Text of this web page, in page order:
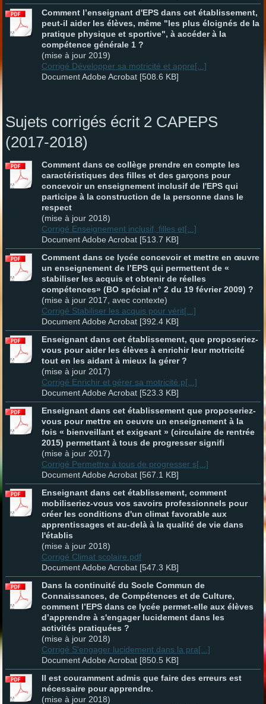
Comment l’enseignant d'EPS dans cet établissement,
peut-il aider les élèves, même "les plus éloignés de la
pratique physique et sportive", à accéder à la
compétence générale 1 ?
(mise à jour 2019)
Corrigé Développer sa motricité et appre[...]
Document Adobe Acrobat [508.6 KB]
Sujets corrigés écrit 2 CAPEPS
(2017-2018)
Comment dans ce collège prendre en compte les
caractéristiques des filles et des garçons pour
concevoir un enseignement inclusif de l'EPS qui
participe à la construction de la personne dans le
respect
(mise à jour 2018)
Corrigé Enseignement inclusif, filles et[...]
Document Adobe Acrobat [513.7 KB]
Comment dans ce lycée concevoir et mettre en œuvre
un enseignement de l’EPS qui permettent de «
stabiliser les acquis et obtenir de réelles
compétences» (BO spécial n° 2 du 19 février 2009) ?
(mise à jour 2017, avec contexte)
Corrigé Stabiliser les acquis pour vérit[...]
Document Adobe Acrobat [392.4 KB]
Enseignant dans cet établissement, que proposeriez-
vous pour aider les élèves à enrichir leur motricité
tout en les aidant à mieux la gérer ?
(mise à jour 2017)
Corrigé Enrichir et gérer sa motricité.p[...]
Document Adobe Acrobat [523.3 KB]
Enseignant dans cet établissement que proposeriez-
vous pour mettre en oeuvre un enseignement à la
fois « bienveillant et exigeant » (circulaire de rentrée
2015) permettant à tous de progresser signifi
(mise à jour 2017)
Corrigé Permettre à tous de progresser s[...]
Document Adobe Acrobat [567.1 KB]
Enseignant dans cet établissement, comment
mobiliseriez-vous vos savoirs professionnels pour
créer les conditions d'un climat favorable aux
apprentissages et au-delà à la qualité de vie dans
l'établis
(mise à jour 2018)
Corrigé Climat scolaire.pdf
Document Adobe Acrobat [547.3 KB]
Dans la continuité du Socle Commun de
Connaissances, de Compétences et de Culture,
comment l’EPS dans ce lycée permet-elle aux élèves
d’apprendre à s'engager lucidement dans les
activités pratiquées ?
(mise à jour 2018)
Corrigé S'engager lucidement dans la pra[...]
Document Adobe Acrobat [850.5 KB]
Il est couramment admis que faire des erreurs est
nécessaire pour apprendre.
(mise à jour 2018)